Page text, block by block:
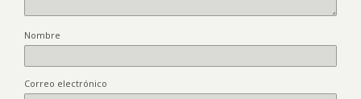
Nombre
Correo electrónico